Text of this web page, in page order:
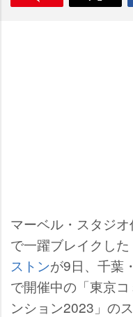
マーベル・スタジ
で一躍ブレイクした
ストンが9日、千葉
で開催中の「東京
ンション2023」の